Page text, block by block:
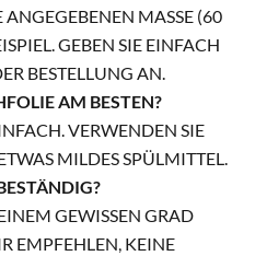
MASSE (60 X
GEBEN SIE EINFACH I
BESTELLUNG AN.
AM BESTEN?
VERWENDEN SIE
MILDES SPÜLMITTEL.
GEWISSEN GRAD
EMPFEHLEN, KEINE